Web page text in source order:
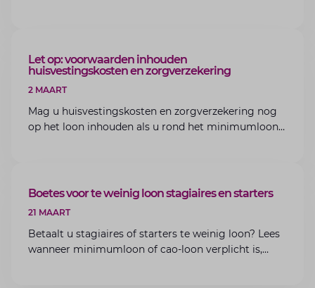
ARTIKEL
Let op: voorwaarden inhouden
huisvestingskosten en zorgverzekering
2 MAART
Mag u huisvestingskosten en zorgverzekering nog
op het loon inhouden als u rond het minimumloon
ARTIKEL
Boetes voor te weinig loon stagiaires en starters
21 MAART
Betaalt u stagiaires of starters te weinig loon? Lees
wanneer minimumloon of cao-loon verplicht is,